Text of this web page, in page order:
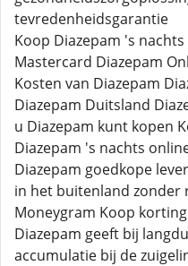
tevredenheidsgarantie
Koop Diazepam 's
Mastercard Diazepam
Kosten van Diazepam
Diazepam Duitsland
u Diazepam kunt kopen
Diazepam 's nachts
Diazepam goedkope
in het buitenland zonder
Moneygram Koop
Diazepam geeft bij
accumulatie bij de